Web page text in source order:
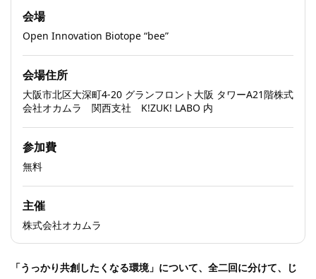
会場
Open Innovation Biotope “bee”
会場住所
大阪市北区大深町4-20 グランフロント大阪 タワーA21階株式
会社オカムラ 関西支社 K!ZUK! LABO 内
参加費
無料
主催
株式会社オカムラ
「うっかり共創したくなる環境」について、全二回に分けて、じ